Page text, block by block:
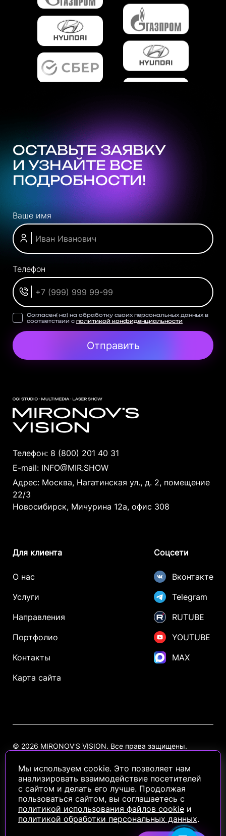
ОСТАВЬТЕ ЗАЯВКУ
И УЗНАЙТЕ ВСЕ
ПОДРОБНОСТИ!
Ваше имя
Телефон
Согласен(-на) на обработку своих персональных данных в
соответствии с политикой конфиденциальности
Отправить
Телефон: 8 (800) 201 40 31
E-mail: INFO@MIR.SHOW
Адрес: Москва, Нагатинская ул., д. 2, помещение
22/3
Новосибирск, Мичурина 12а, офис 308
Для клиента
О нас
Услуги
Направления
Портфолио
Контакты
Карта сайта
Соцсети
Вконтакте
Telegram
RUTUBE
YOUTUBE
MAX
© 2026 MIRONOV'S VISION. Все права защищены.
Политика использования Cookie
Информация на сайте носит ознакомительный характер и не
является публичной офертой, определяемой положениями статьи
437 Гражданского кодекса РФ
Мы используем cookie. Это позволяет нам
анализировать взаимодействие посетителей
с сайтом и делать его лучше. Продолжая
пользоваться сайтом, вы соглашаетесь с
политикой использования файлов cookie и
политикой обработки персональных данных.